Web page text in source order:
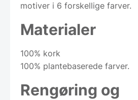
motiver i 6 forskellige farver.
Materialer
100% kork
100% plantebaserede farver.
Rengøring og